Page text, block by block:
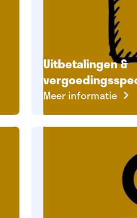
Uitbetalingen &
Meer informatie